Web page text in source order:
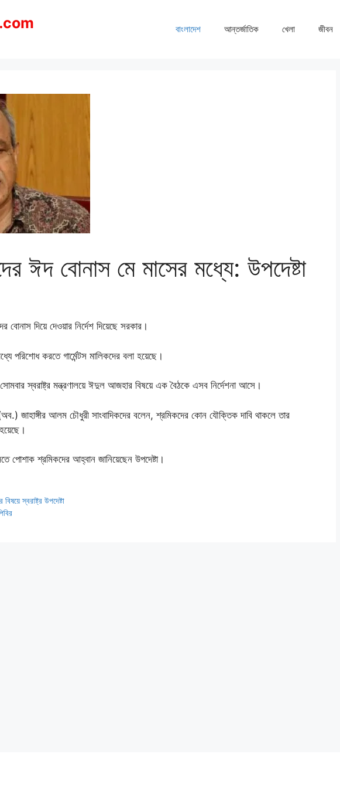
বাংলাদেশ আন্তর্জাতিক খেলা জীবন
ঈদ বোনাস মে মাসের মধ্যে: উপদেষ্টা
দিয়ে দেওয়ার নির্দেশ দিয়েছে সরকার।
পরিশোধ করতে গার্মেন্টস মালিকদের বলা হয়েছে।
স্বরাষ্ট্র মন্ত্রণালয়ে ঈদুল আজহার বিষয়ে এক বৈঠকে এসব নির্দেশনা আসে।
জাহাঙ্গীর আলম চৌধুরী সাংবাদিকদের বলেন, শ্রমিকদের কোন যৌক্তিক দাবি থাকলে তার
পোশাক শ্রমিকদের আহ্বান জানিয়েছেন উপদেষ্টা।
স্বরাষ্ট্র উপদেষ্টা